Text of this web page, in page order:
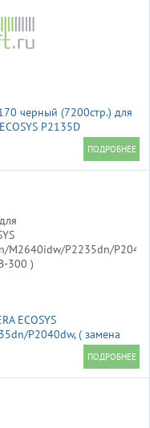
черный (7200стр.) для
P2135D
ECOSYS
P2040dw, ( замена